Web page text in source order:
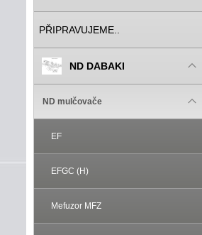
PŘIPRAVUJEME..
ND DABAKI
ND mulčovače
EF
EFGC (H)
Mefuzor MFZ